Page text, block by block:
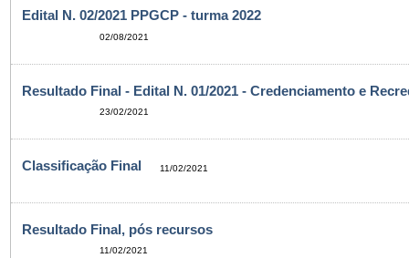
Edital N. 02/2021 PPGCP - turma 2022
02/08/2021
Resultado Final - Edital N. 01/2021 - Credenciamento e
23/02/2021
Classificação Final 11/02/2021
Resultado Final, pós recursos
11/02/2021